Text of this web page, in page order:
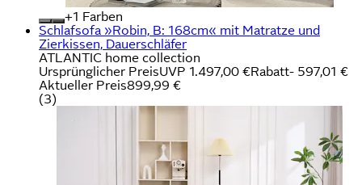
+
Farben
Schlafsofa »Robin, B: 168cm« mit Matratze und
Zierkissen, Dauerschläfer
ATLANTIC home collection
Ursprünglicher PreisUVP 1.497,00 €Rabatt- 597,01 €
Aktueller Preis899,99 €
(3)